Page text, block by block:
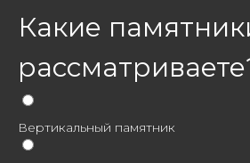
Какие
Вертикальный памятник